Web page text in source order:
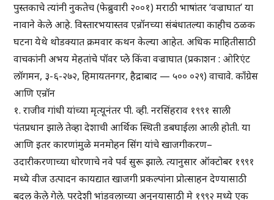
पुस्तकाचे त्यांनी नुकतेच (फेब्रुवारी २००१) मराठी भाषांतर ‘वज्राघात’ या
नावाने केले आहे. विस्तारभयास्तव एन्रॉनच्या संबंधातल्या काहीच ठळक
घटना येथे थोडक्यात क्रमवार कथन केल्या आहेत. अधिक माहितीसाठी
वाचकांनी अभय मेहतांचे पॉवर प्ले किंवा वज्राघात (प्रकाशन : ओरिएंट
लॉगमन, ३-६-२७२, हिमायतनगर, हैद्राबाद — ५०० ०२९) वाचावे. काँग्रेस
आणि एन्रॉन
१. राजीव गांधी यांच्या मृत्यूनंतर पी. व्ही. नरसिंहराव १९९१ साली
पंतप्रधान झाले तेव्हा देशाची आर्थिक स्थिती डबघाईला आली होती. या
आणि इतर कारणांमुळे मनमोहन सिंग यांचे खाजगीकरण–
उदारीकरणाच्या धोरणाचे नवे पर्व सुरू झाले. त्यानुसार ऑक्टोबर १९९१
मध्ये वीज उत्पादन कायद्यात खाजगी प्रकल्पांना प्रोत्साहन देण्यासाठी
बदल केले गेले. परदेशी भांडवलाच्या अनुनयासाठी मे १९९२ मध्ये एक